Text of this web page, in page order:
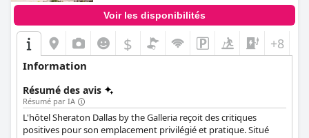
Voir les disponibilités
$ +8
Information
Résumé des avis
Résumé par IA
L'hôtel Sheraton Dallas by the Galleria reçoit des critiques
positives pour son emplacement privilégié et pratique. Situé